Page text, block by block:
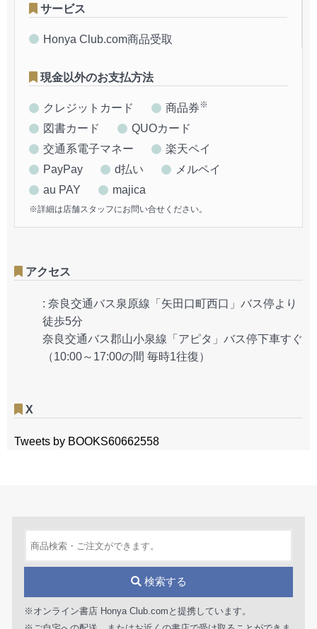
サービス
Honya Club.com商品受取
現金以外のお支払方法
クレジットカード 商品券※
図書カード
QUOカード
交通系電子マネー
楽天ペイ
PayPay
d払い
メルペイ
au PAY
majica
※詳細は店舗スタッフにお問い合せください。
アクセス
: 奈良交通バス泉原線「矢田口町西口」バス停より
徒歩5分
奈良交通バス郡山小泉線「アピタ」バス停下車すぐ
（10:00～17:00の間 毎時1往復）
X
Tweets by BOOKS60662558
検索する
※オンライン書店 Honya Club.comと提携しています。